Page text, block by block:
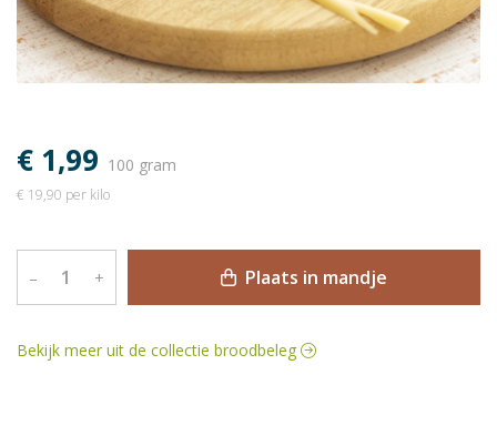
€ 1,99 100 gram
€ 19,90 per kilo
– + Plaats in mandje
Bekijk meer uit de collectie broodbeleg